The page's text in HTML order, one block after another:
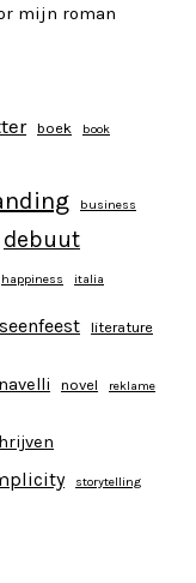
mijn roman
boek book
business
debuut
happiness italia
literature
navelli novel reklame
storytelling